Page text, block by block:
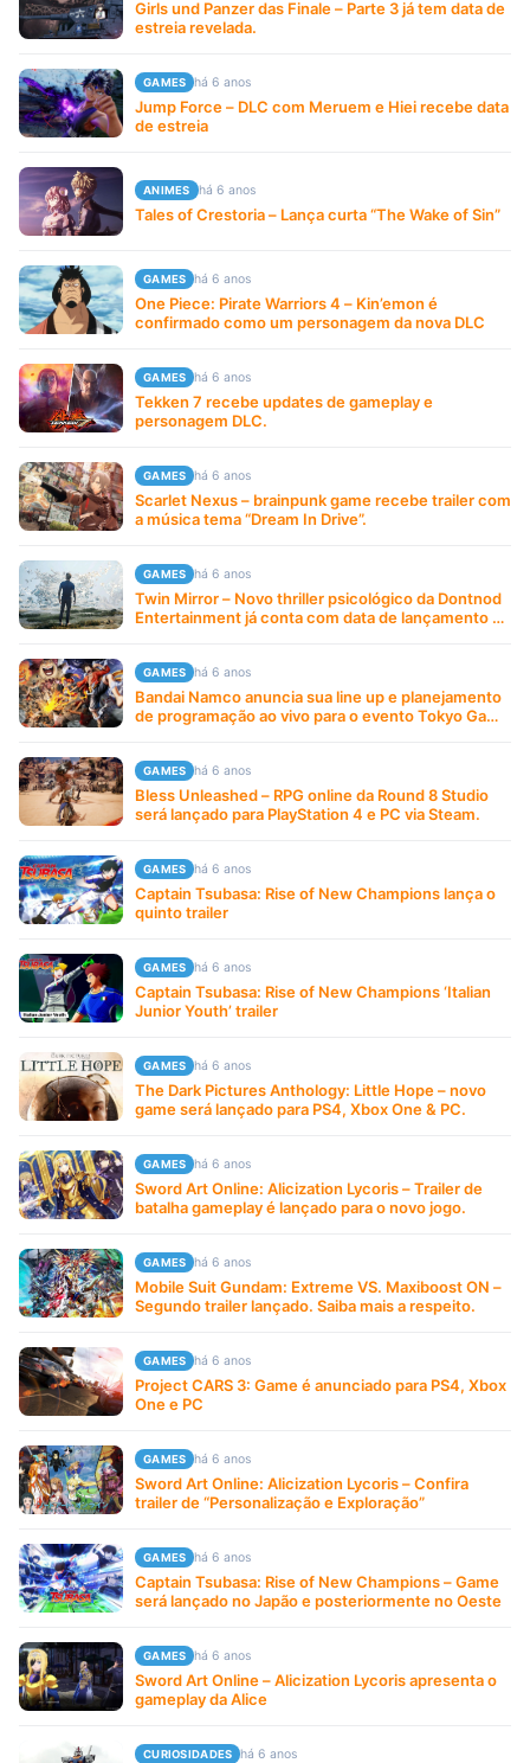
Girls und Panzer das Finale – Parte 3 já tem data de
estreia revelada.
GAMES há 6 anos
Jump Force – DLC com Meruem e Hiei recebe data
de estreia
ANIMES há 6 anos
Tales of Crestoria – Lança curta “The Wake of Sin”
GAMES há 6 anos
One Piece: Pirate Warriors 4 – Kin’emon é
confirmado como um personagem da nova DLC
GAMES há 6 anos
Tekken 7 recebe updates de gameplay e
personagem DLC.
GAMES há 6 anos
Scarlet Nexus – brainpunk game recebe trailer com
a música tema “Dream In Drive”.
GAMES há 6 anos
Twin Mirror – Novo thriller psicológico da Dontnod
Entertainment já conta com data de lançamento e
GAMES há 6 anos
Bandai Namco anuncia sua line up e planejamento
de programação ao vivo para o evento Tokyo Game
GAMES há 6 anos
Bless Unleashed – RPG online da Round 8 Studio
será lançado para PlayStation 4 e PC via Steam.
GAMES há 6 anos
Captain Tsubasa: Rise of New Champions lança o
quinto trailer
GAMES há 6 anos
Captain Tsubasa: Rise of New Champions ‘Italian
Junior Youth’ trailer
GAMES há 6 anos
The Dark Pictures Anthology: Little Hope – novo
game será lançado para PS4, Xbox One & PC.
GAMES há 6 anos
Sword Art Online: Alicization Lycoris – Trailer de
batalha gameplay é lançado para o novo jogo.
GAMES há 6 anos
Mobile Suit Gundam: Extreme VS. Maxiboost ON –
Segundo trailer lançado. Saiba mais a respeito.
GAMES há 6 anos
Project CARS 3: Game é anunciado para PS4, Xbox
One e PC
GAMES há 6 anos
Sword Art Online: Alicization Lycoris – Confira
trailer de “Personalização e Exploração”
GAMES há 6 anos
Captain Tsubasa: Rise of New Champions – Game
será lançado no Japão e posteriormente no Oeste
GAMES há 6 anos
Sword Art Online – Alicization Lycoris apresenta o
gameplay da Alice
CURIOSIDADES há 6 anos